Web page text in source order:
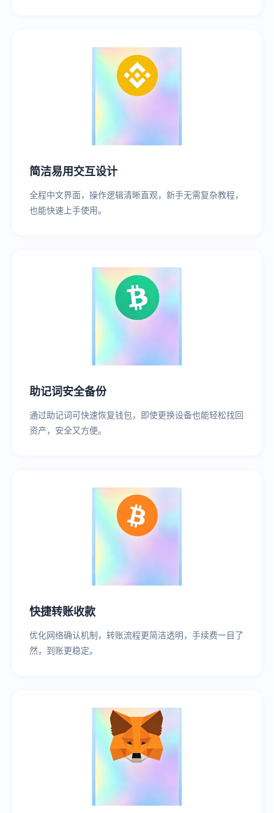
简洁易用交互设计
全程中文界面，操作逻辑清晰直观，新手无需复杂教程，
也能快速上手使用。
助记词安全备份
通过助记词可快速恢复钱包，即使更换设备也能轻松找回
资产，安全又方便。
快捷转账收款
优化网络确认机制，转账流程更简洁透明，手续费一目了
然，到账更稳定。